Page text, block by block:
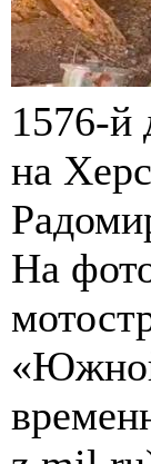
1576-й
на
На